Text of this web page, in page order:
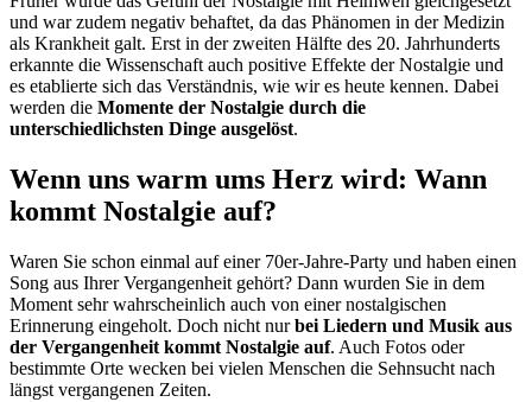
und war zudem negativ behaftet, da das Phänomen in der Medizin
als Krankheit galt. Erst in der zweiten Hälfte des 20. Jahrhunderts
erkannte die Wissenschaft auch positive Effekte der Nostalgie und
es etablierte sich das Verständnis, wie wir es heute kennen. Dabei
werden die Momente der Nostalgie durch die
unterschiedlichsten Dinge ausgelöst.
Wenn uns warm ums Herz wird: Wann
kommt Nostalgie auf?
Waren Sie schon einmal auf einer 70er-Jahre-Party und haben einen
Song aus Ihrer Vergangenheit gehört? Dann wurden Sie in dem
Moment sehr wahrscheinlich auch von einer nostalgischen
Erinnerung eingeholt. Doch nicht nurbei Liedern und Musik aus
der Vergangenheit kommt Nostalgie auf. Auch Fotos oder
bestimmte Orte wecken bei vielen Menschen die Sehnsucht nach
längst vergangenen Zeiten.